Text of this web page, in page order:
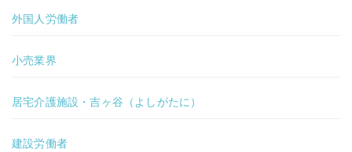
外国人労働者
小売業界
居宅介護施設・吉ヶ谷（よしがたに）
建設労働者